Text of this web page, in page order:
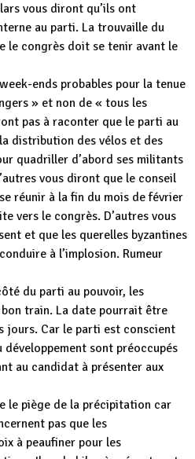
vous diront qu’ils ont
au parti. La trouvaille du
le congrès doit se tenir avant le
ends probables pour la tenue
» et non de « tous les
pas à raconter que le parti au
distribution des vélos et des
quadriller d’abord ses militants
vous diront que le conseil
réunir à la fin du mois de février
vers le congrès. D’autres vous
et que les querelles byzantines
à l’implosion. Rumeur
du parti au pouvoir, les
train. La date pourrait être
jours. Car le parti est conscient
développement sont préoccupés
au candidat à présenter aux
le piège de la précipitation car
pas que les
à peaufiner pour les